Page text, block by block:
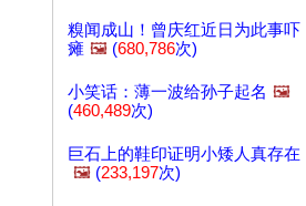
糗闻成山！曾庆红近日为此事吓
瘫 🖼️ (680,786次)
小笑话：薄一波给孙子起名 🖼️
(460,489次)
巨石上的鞋印证明小矮人真存在
🖼️ (233,197次)